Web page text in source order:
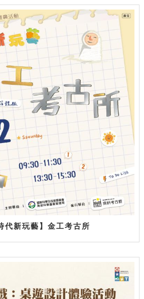
代新玩藝】金工考古所